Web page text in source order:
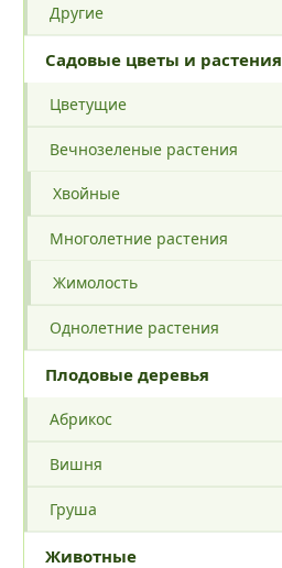
Другие
Садовые цветы и растения
Цветущие
Вечнозеленые растения
Хвойные
Многолетние растения
Жимолость
Однолетние растения
Плодовые деревья
Абрикос
Вишня
Груша
Животные